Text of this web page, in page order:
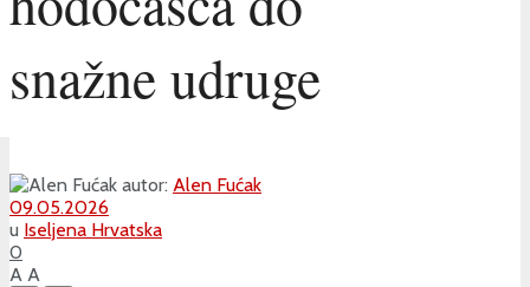
snažne udruge
autor: Alen Fućak
09.05.2026
u Iseljena Hrvatska
0
A A